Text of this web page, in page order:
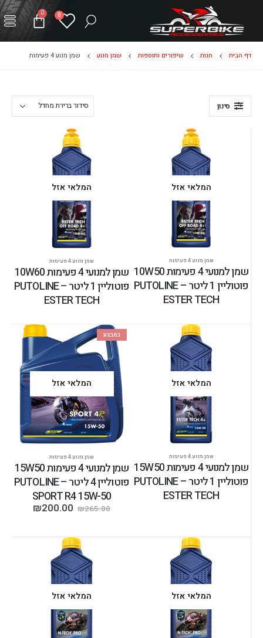
0
0
דף הבית חנות שיפורים ותוספות שמן מנוע שמן מנוע 4 פעימות
סינון
המלאי אזל
שמן מנוע 4 פעימות
שמן למנועי 4 פעימות 10W50
פוטוליין 1 ליטר – PUTOLINE
ESTER TECH
המלאי אזל
שמן מנוע 4 פעימות
שמן למנועי 4 פעימות 10W60
פוטוליין 1 ליטר – PUTOLINE
ESTER TECH
המלאי אזל
שמן מנוע 4 פעימות
שמן למנועי 4 פעימות 15W50
פוטוליין 1 ליטר – PUTOLINE
ESTER TECH
במבצע
המלאי אזל
שמן מנוע 4 פעימות
שמן למנועי 4 פעימות 15W50
פוטוליין 4 ליטר – PUTOLINE
SPORT R4 15W-50
₪265.00
₪200.00
המלאי אזל המלאי אזל